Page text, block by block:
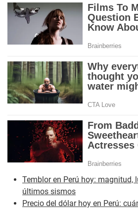
Temblor en Perú hoy: magnitud,
últimos sismos
Precio del dólar hoy en Perú: